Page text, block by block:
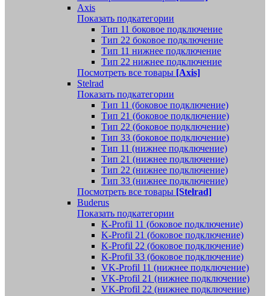
Axis
Показать подкатегории
Тип 11 боковое подключение
Тип 22 боковое подключение
Тип 11 нижнее подключение
Тип 22 нижнее подключение
Посмотреть все товары [Axis]
Stelrad
Показать подкатегории
Tип 11 (боковое подключение)
Тип 21 (боковое подключение)
Тип 22 (боковое подключение)
Тип 33 (боковое подключение)
Тип 11 (нижнее подключение)
Тип 21 (нижнее подключение)
Тип 22 (нижнее подключение)
Тип 33 (нижнее подключение)
Посмотреть все товары [Stelrad]
Buderus
Показать подкатегории
K-Profil 11 (боковое подключение)
K-Profil 21 (боковое подключение)
K-Profil 22 (боковое подключение)
K-Profil 33 (боковое подключение)
VK-Profil 11 (нижнее подключение)
VK-Profil 21 (нижнее подключение)
VK-Profil 22 (нижнее подключение)